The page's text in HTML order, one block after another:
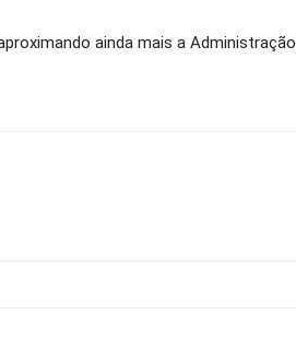
ainda mais a Administração